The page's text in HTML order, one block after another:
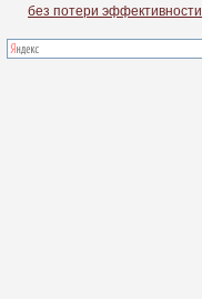
без потери эффективности